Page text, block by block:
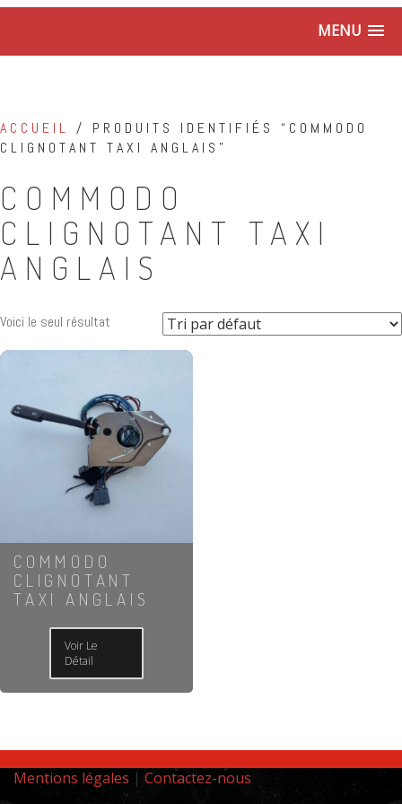
MENU
ACCUEIL / PRODUITS IDENTIFIÉS “COMMODO
CLIGNOTANT TAXI ANGLAIS”
COMMODO
CLIGNOTANT TAXI
ANGLAIS
Voici le seul résultat
COMMODO
CLIGNOTANT
TAXI ANGLAIS
Voir Le
Détail
Mentions légales | Contactez-nous